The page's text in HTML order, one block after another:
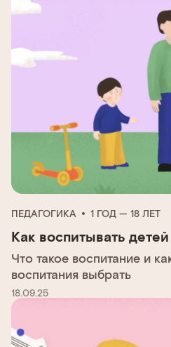
ПЕДАГОГИКА 1 ГОД — 18 ЛЕТ
Как воспитывать детей
Что такое воспитание и
воспитания выбрать
18.09.25